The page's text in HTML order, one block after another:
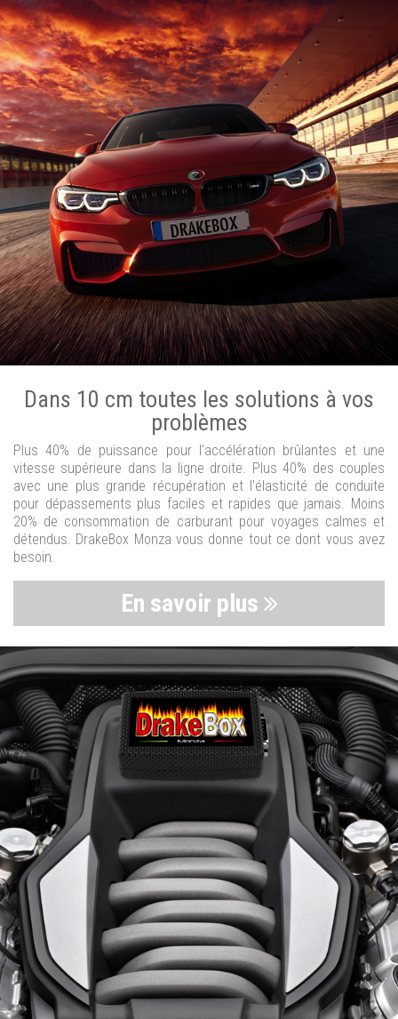
Dans 10 cm toutes les solutions à vos
problèmes
Plus 40% de puissance pour l'accélération brûlantes et une
vitesse supérieure dans la ligne droite. Plus 40% des couples
avec une plus grande récupération et l'élasticité de conduite
pour dépassements plus faciles et rapides que jamais. Moins
20% de consommation de carburant pour voyages calmes et
détendus. DrakeBox Monza vous donne tout ce dont vous avez
besoin.
En savoir plus